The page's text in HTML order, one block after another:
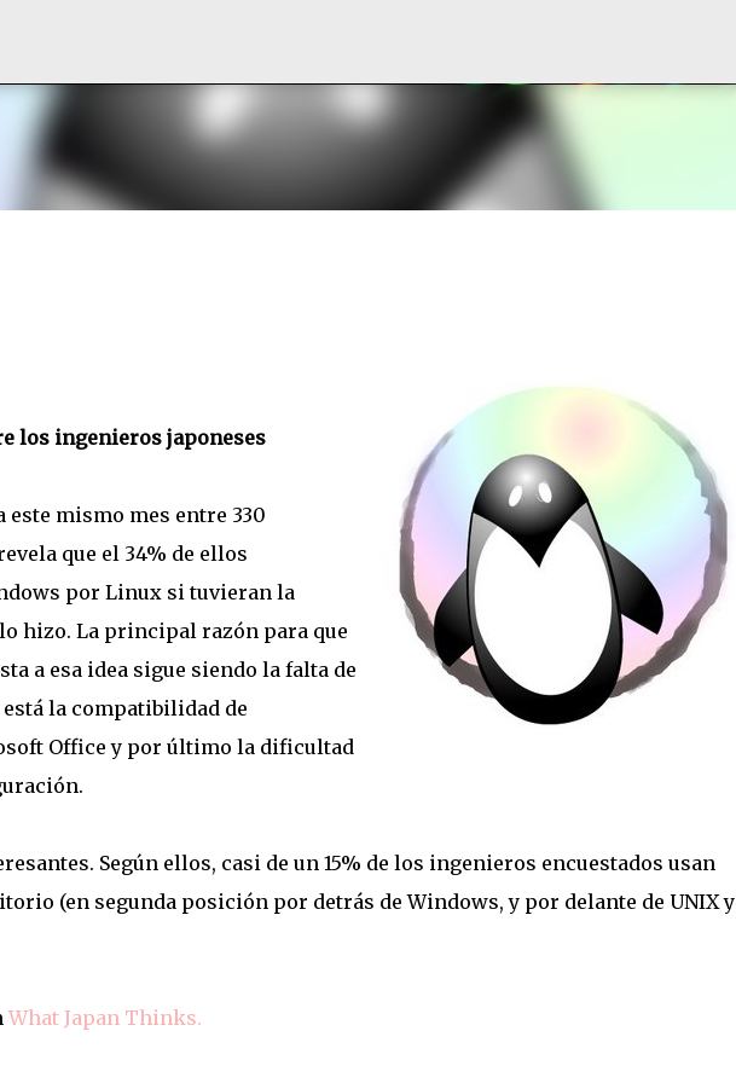
los ingenieros japoneses
este mismo mes entre 330
que el 34% de ellos
por Linux si tuvieran la
hizo. La principal razón para que
a esa idea sigue siendo la falta de
la compatibilidad de
Office y por último la dificultad
Según ellos, casi de un 15% de los ingenieros encuestados usan
(en segunda posición por detrás de Windows, y por delante de UNIX y
What Japan Thinks.